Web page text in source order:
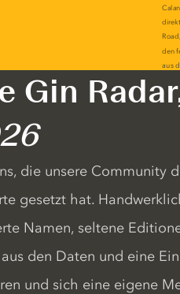
Gin
die unsere Community
gesetzt hat.
Namen, seltene
den Daten und eine
und sich eine eigene